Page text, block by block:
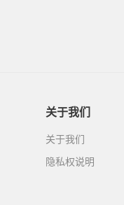
关于我们
关于我们
隐私权说明